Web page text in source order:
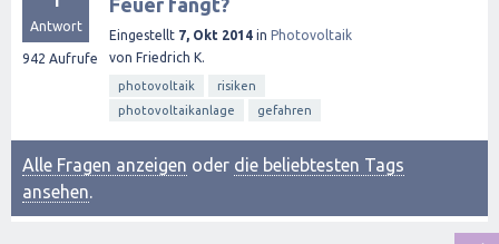
Antwort
942 Aufrufe
Feuer fängt?
Eingestellt 7, Okt 2014 in Photovoltaik
von Friedrich K.
photovoltaik
risiken
photovoltaikanlage
gefahren
Alle Fragen anzeigen oder die beliebtesten Tags
ansehen.